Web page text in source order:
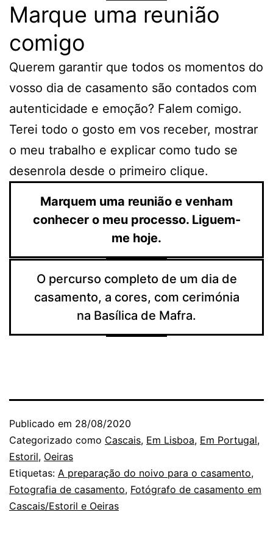
Marque uma reunião
comigo
Querem garantir que todos os momentos do
vosso dia de casamento são contados com
autenticidade e emoção? Falem comigo.
Terei todo o gosto em vos receber, mostrar
o meu trabalho e explicar como tudo se
desenrola desde o primeiro clique.
Marquem uma reunião e venham
conhecer o meu processo. Liguem-
me hoje.
O percurso completo de um dia de
casamento, a cores, com cerimónia
na Basílica de Mafra.
Publicado em 28/08/2020
Categorizado como Cascais, Em Lisboa, Em Portugal,
Estoril, Oeiras
Etiquetas: A preparação do noivo para o casamento,
Fotografia de casamento, Fotógrafo de casamento em
Cascais/Estoril e Oeiras